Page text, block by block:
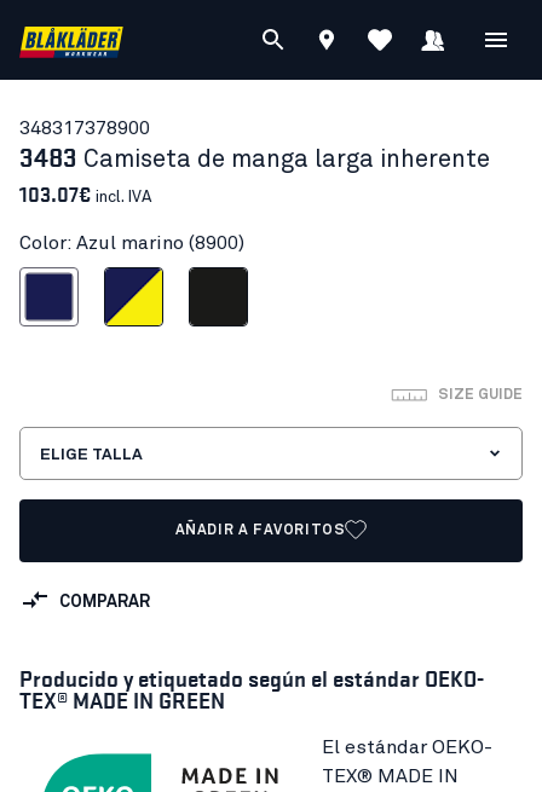
348317378900
3483 Camiseta de manga larga inherente
103.07€ incl. IVA
Color: Azul marino (8900)
Azul marino/Amarillo
SIZE GUIDE
ELIGE TALLA
AÑADIR A FAVORITOS
COMPARAR
Producido y etiquetado según el estándar OEKO-
TEX® MADE IN GREEN
El estándar OEKO-
TEX® MADE IN